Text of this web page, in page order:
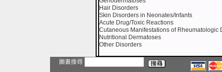
Hair Disorders
Skin Disorders in Neonates/Infants
Acute Drug/Toxic Reactions
Cutaneous Manifestations of Rheumatologic
Nutritional Dermatoses
Other Disorders
圖書搜尋